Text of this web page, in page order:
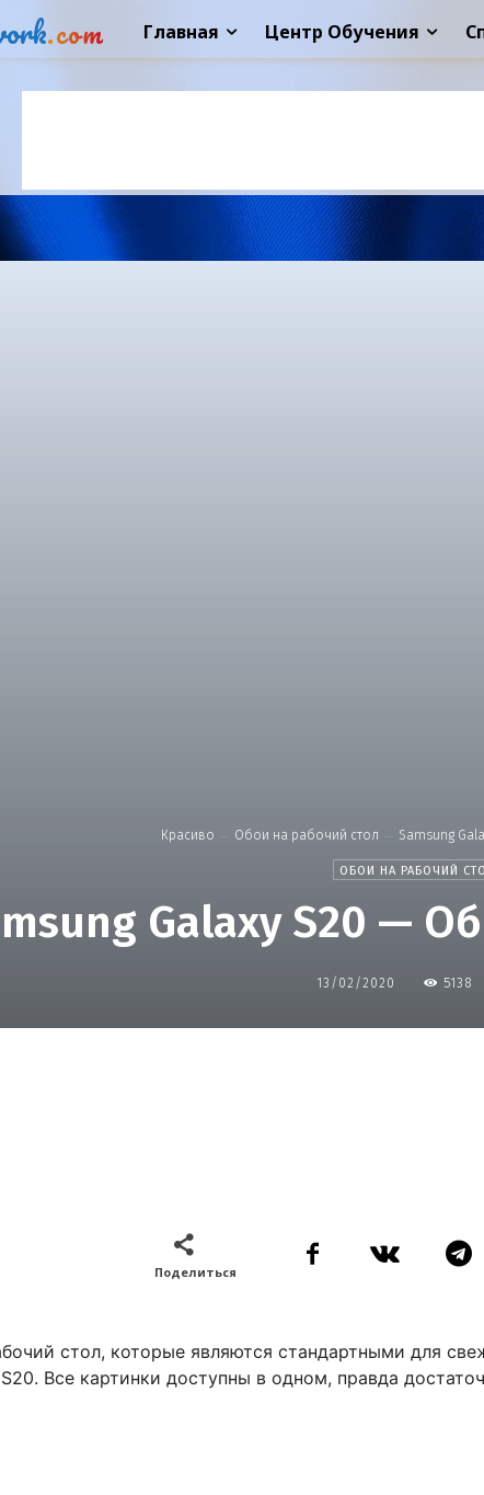
.com Главная Центр Обучения
Красиво Обои на рабочий стол Samsung
ОБОИ НА РАБОЧИЙ
Galaxy S20 —
13/02/2020 5138
Поделиться
стол, которые являются стандартными для
Все картинки доступны в одном, правда